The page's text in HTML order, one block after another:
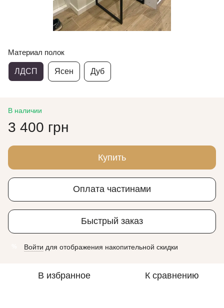
Материал полок
ЛДСП Ясен Дуб
В наличии
3 400 грн
Купить
Оплата частинами
Быстрый заказ
Войти для отображения накопительной скидки
В избранное К сравнению